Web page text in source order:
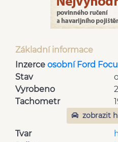
Základní informace
Inzerce osobní Ford
Stav
Vyrobeno
Tachometr
zobrazit
Tvar